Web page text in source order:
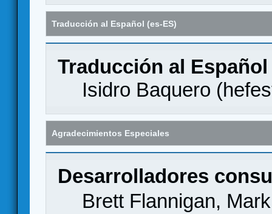
Traducción al Español (es-ES)
Traducción al Español
Isidro Baquero (
Agradecimientos Especiales
Desarrolladores
Brett Flannigan,